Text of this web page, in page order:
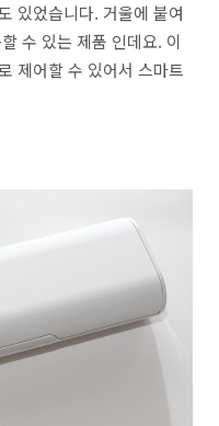
있었습니다. 거울에 붙여
수 있는 제품 인데요. 이
제어할 수 있어서 스마트